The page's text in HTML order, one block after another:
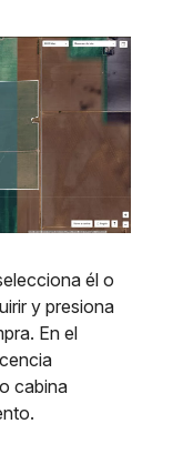
él o
y presiona
En el
cabina